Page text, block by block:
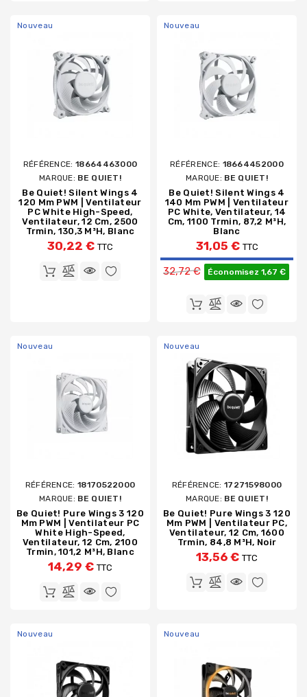
Nouveau
RÉFÉRENCE: 18664463000
MARQUE: BE QUIET!
Be Quiet! Silent Wings 4
120 Mm PWM | Ventilateur
PC White High-Speed,
Ventilateur, 12 Cm, 2500
Trmin, 130,3 M³h, Blanc
30,22 € TTC
Nouveau
RÉFÉRENCE: 18664452000
MARQUE: BE QUIET!
Be Quiet! Silent Wings 4
140 Mm PWM | Ventilateur
PC White, Ventilateur, 14
Cm, 1100 Trmin, 87,2 M³h,
Blanc
31,05 € TTC
Prix de base
32,72 € Économisez 1,67 €
Nouveau
RÉFÉRENCE: 18170522000
MARQUE: BE QUIET!
Be Quiet! Pure Wings 3 120
Mm PWM | Ventilateur PC
White High-Speed,
Ventilateur, 12 Cm, 2100
Trmin, 101,2 M³h, Blanc
14,29 € TTC
Nouveau
RÉFÉRENCE: 17271598000
MARQUE: BE QUIET!
Be Quiet! Pure Wings 3 120
Mm PWM | Ventilateur PC,
Ventilateur, 12 Cm, 1600
Trmin, 84,8 M³h, Noir
13,56 € TTC
Nouveau Nouveau